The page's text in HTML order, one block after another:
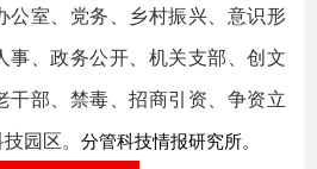
室、党务、乡村振兴、意识形
事、政务公开、机关支部、创文
干部、禁毒、招商引资、争资立
园区。分管科技情报研究所。